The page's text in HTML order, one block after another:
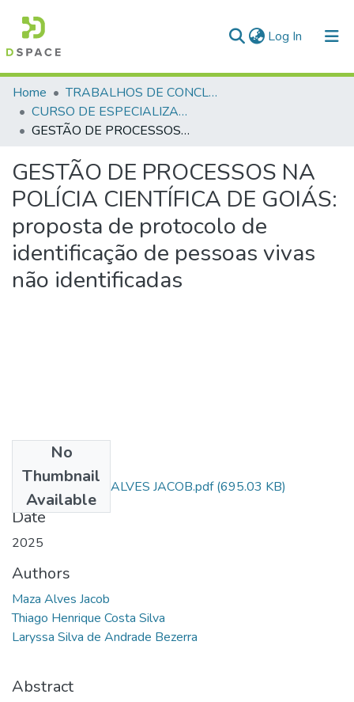
Log In (current)
Communities & Collections
All of DSpace
Home
TRABALHOS DE CONCLUSÃO DE CURSO - CEGESP (CURSO DE ESPECIALIZAÇÃO EM GERENCIAMENTO EM SEGURANÇA PÚBLICA)
CURSO DE ESPECIALIZAÇÃO EM GERENCIAMENTO EM SEGURANÇA PÚBLICA - CEGESP - 2025
GESTÃO DE PROCESSOS NA POLÍCIA CIENTÍFICA DE GOIÁS: proposta de protocolo de identificação de pessoas vivas não identificadas
GESTÃO DE PROCESSOS NA
POLÍCIA CIENTÍFICA DE GOIÁS:
proposta de protocolo de
identificação de pessoas vivas
não identificadas
No
Thumbnail
Available
ARTIGO - MAZA ALVES JACOB.pdf(695.03 KB)
Date
2025
Authors
Maza Alves Jacob
Thiago Henrique Costa Silva
Laryssa Silva de Andrade Bezerra
Abstract